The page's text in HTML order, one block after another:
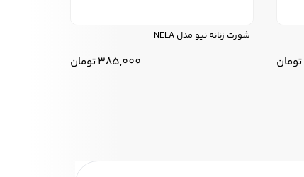
تومان
شورت زنانه نیو مدل NELA
385,000تومان